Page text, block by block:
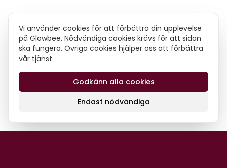
Vi använder cookies för att förbättra din upplevelse
på Glowbee. Nödvändiga cookies krävs för att sidan
ska fungera. Övriga cookies hjälper oss att förbättra
vår tjänst.
Endast nödvändiga
Godkänn alla cookies